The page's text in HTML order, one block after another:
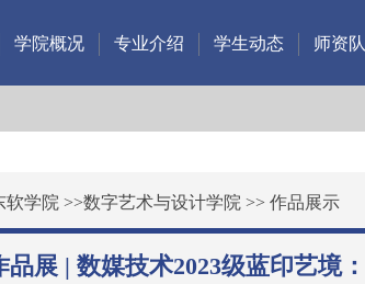
学院概况 专业介绍 学生动态 师资
软学院 >>数字艺术与设计学院 >> 作品展示
品展 | 数媒技术2023级蓝印艺境